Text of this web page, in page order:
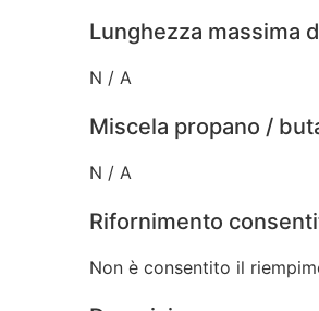
Lunghezza massima
N / A
Miscela propano /
N / A
Rifornimento
Non è consentito il